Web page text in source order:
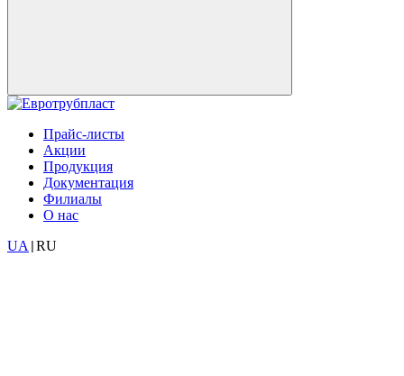
Прайс-листы
Акции
Продукция
Документация
Филиалы
О нас
UA RU